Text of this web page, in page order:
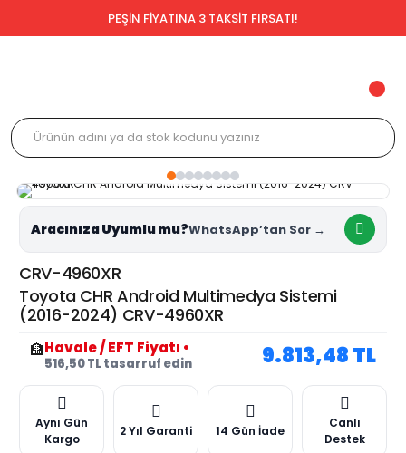
PEŞİN FİYATINA 3 TAKSİT FIRSATI!
Aracınıza Uyumlu mu?
CRV-4960XR
Toyota CHR Android Multimedya Sistemi
(2016-2024) CRV-4960XR
🏦Havale / EFT Fiyatı •
516,50 TL tasarruf edin 9.813,48 TL
Aynı Gün
Kargo
2 Yıl Garanti 14 Gün İade
Canlı
Destek